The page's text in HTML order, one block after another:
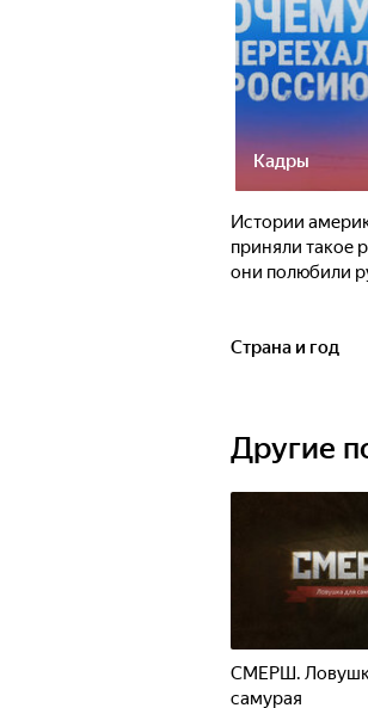
Кадры
Истории
приняли такое
они полюбили
Страна и год
Другие
СМЕРШ.
самурая